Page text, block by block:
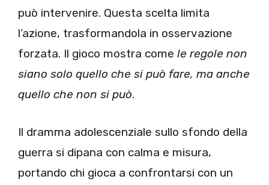
può intervenire. Questa scelta limita
l’azione, trasformandola in osservazione
forzata. Il gioco mostra come le regole non
siano solo quello che si può fare, ma anche
quello che non si può.
Il dramma adolescenziale sullo sfondo della
guerra si dipana con calma e misura,
portando chi gioca a confrontarsi con un